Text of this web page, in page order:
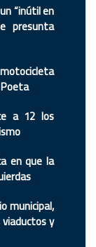
“inútil en
presunta
a 12 los
en que la
municipal,
y